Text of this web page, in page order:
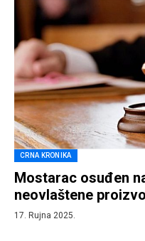
CRNA KRONIKA
Mostarac osuđen
neovlaštene
17. Rujna 2025.